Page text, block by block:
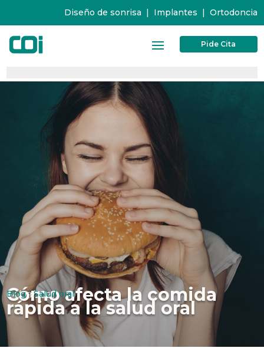
Diseño de sonrisa | Implantes | Ortodoncia
Pide Cita
Cómo afecta la comida
rápida a la salud oral
04/08/2021
Blog|Salud oral